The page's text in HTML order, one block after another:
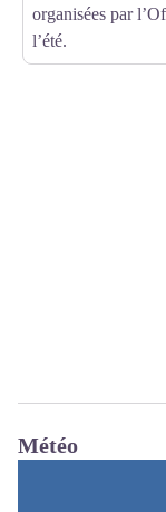
organisées par
l’été.
Météo